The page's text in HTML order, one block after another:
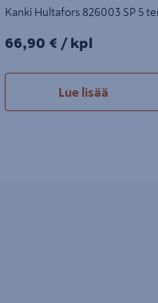
Kanki Hultafors 826003 SP 5
66,90€/kpl
66,90 € / kpl
Lue lisää